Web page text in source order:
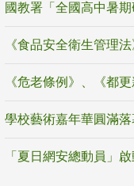
《食品安全衛生管理
《危老條例》、《都
「夏日網安總動員」